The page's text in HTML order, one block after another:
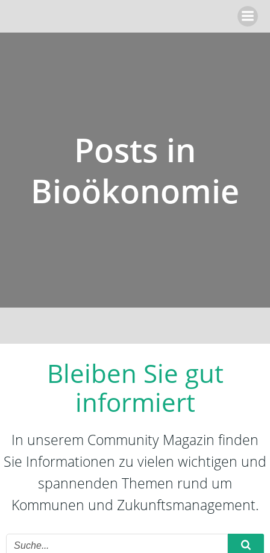
springen
Posts in
Bioökonomie
Bleiben Sie gut
informiert
In unserem Community Magazin finden
Sie Informationen zu vielen wichtigen und
spannenden Themen rund um
Kommunen und Zukunftsmanagement.